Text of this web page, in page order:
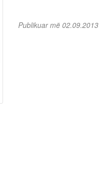
Publikuar më 02.09.2013